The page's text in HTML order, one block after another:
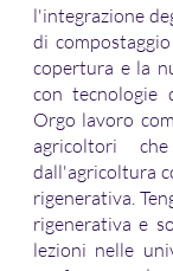
l'integrazione
di
copertura e la
con tecnologie
Orgo lavoro
agricoltori
dall'agricoltura
rigenerativa.
rigenerativa e
lezioni nelle